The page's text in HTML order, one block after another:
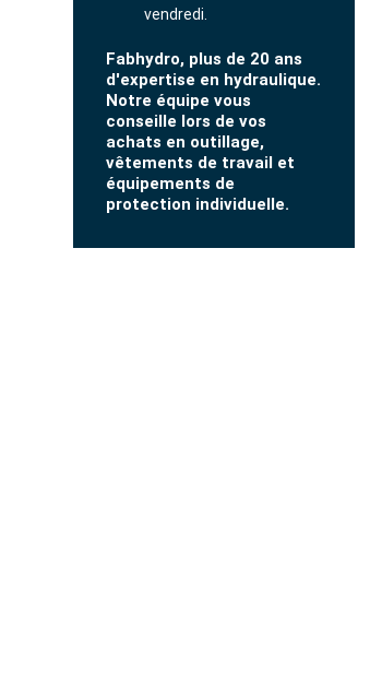
vendredi.
Fabhydro, plus de 20 ans
d'expertise en hydraulique.
Notre équipe vous
conseille lors de vos
achats en outillage,
vêtements de travail et
équipements de
protection individuelle.